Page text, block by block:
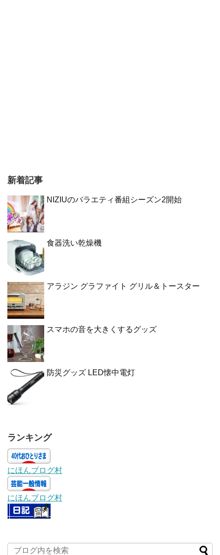
新着記事
NIZIUのバラエティ番組シーズン2開始
食器洗い乾燥機
アラジン グラファイト グリル＆トースター
スマホの音を大きくするグッズ
防災グッズ LED懐中電灯
ランキング
にほんブログ村
にほんブログ村